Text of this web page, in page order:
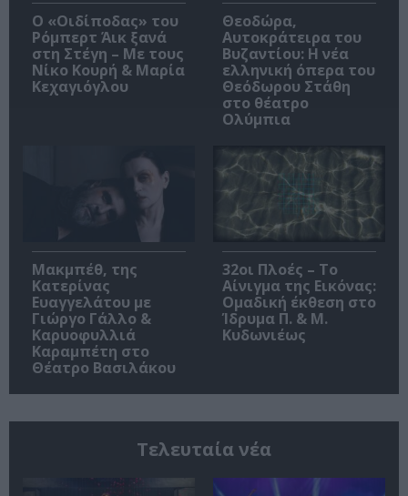
O «Οιδίποδας» του
Ρόμπερτ Άικ ξανά
στη Στέγη – Με τους
Νίκο Κουρή & Μαρία
Κεχαγιόγλου
Θεοδώρα,
Αυτοκράτειρα του
Βυζαντίου: Η νέα
ελληνική όπερα του
Θεόδωρου Στάθη
στο θέατρο
Ολύμπια
Μακμπέθ, της
Κατερίνας
Ευαγγελάτου με
Γιώργο Γάλλο &
Καρυοφυλλιά
Καραμπέτη στο
Θέατρο Βασιλάκου
32οι Πλοές – Το
Αίνιγμα της Εικόνας:
Ομαδική έκθεση στο
Ίδρυμα Π. & Μ.
Κυδωνιέως
Τελευταία νέα